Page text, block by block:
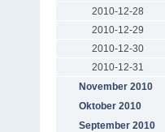
2010-12-28
2010-12-29
2010-12-30
2010-12-31
November 2010
Oktober 2010
September 2010